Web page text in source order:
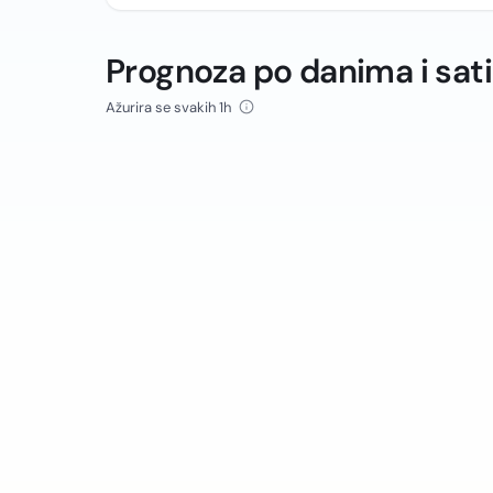
Prognoza po danima i
Ažurira se svakih 1h